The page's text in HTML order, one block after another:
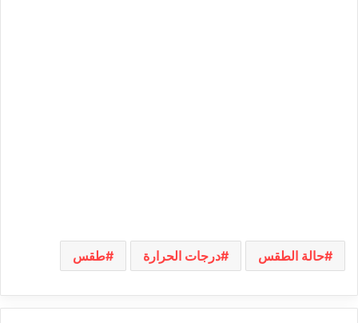
حالة الطقس درجات الحرارة طقس